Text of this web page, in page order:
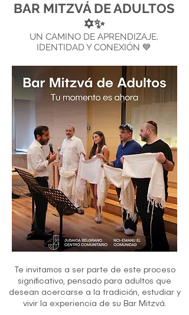
BAR MITZVÁ DE ADULTOS
✡️✨
UN CAMINO DE APRENDIZAJE,
IDENTIDAD Y CONEXIÓN 💙
Te invitamos a ser parte de este proceso
significativo, pensado para adultos que
desean acercarse a la tradición, estudiar y
vivir la experiencia de su Bar Mitzvá.